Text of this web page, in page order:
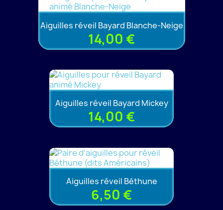
Aiguilles réveil Bayard Blanche-Neige
14,00 €
Aiguilles réveil Bayard Mickey
14,00 €
Aiguilles réveil Béthune
6,50 €